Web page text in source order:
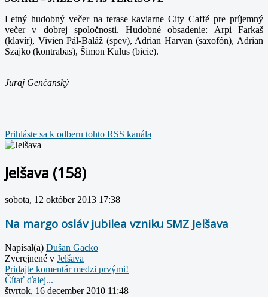
Letný hudobný večer na terase kaviarne City Caffé pre príjemný
večer v dobrej spoločnosti. Hudobné obsadenie: Arpi Farkaš
(klavír), Vivien Pál-Baláž (spev), Adrian Harvan (saxofón), Adrian
Szajko (kontrabas), Šimon Kulus (bicie).
Juraj Genčanský
Prihláste sa k odberu tohto RSS kanála
Jelšava (158)
sobota, 12 október 2013 17:38
Na margo osláv jubilea vzniku SMZ Jelšava
Napísal(a) Dušan Gacko
Zverejnené v Jelšava
Pridajte komentár medzi prvými!
Čítať ďalej...
štvrtok, 16 december 2010 11:48